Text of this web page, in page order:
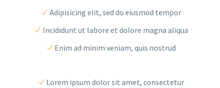
Adipisicing elit, sed do eiusmod tempor
Incididunt ut labore et dolore magna aliqua
Enim ad minim veniam, quis nostrud
Lorem ipsum dolor sit amet, consectetur